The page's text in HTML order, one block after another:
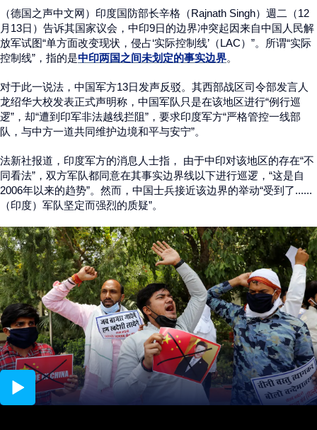
（德国之声中文网）印度国防部长辛格（Rajnath Singh）週二（12
月13日）告诉其国家议会，中印9日的边界冲突起因来自中国人民解
放军试图“单方面改变现状，侵占‘实际控制线’（LAC）”。所谓“实际
控制线”，指的是中印两国之间未划定的事实边界。
对于此一说法，中国军方13日发声反驳。其西部战区司令部发言人
龙绍华大校发表正式声明称，中国军队只是在该地区进行“例行巡
逻”，却“遭到印军非法越线拦阻”，要求印度军方“严格管控一线部
队，与中方一道共同维护边境和平与安宁”。
法新社报道，印度军方的消息人士指， 由于中印对该地区的存在“不
同看法”，双方军队都同意在其事实边界线以下进行巡逻，“这是自
2006年以来的趋势”。然而，中国士兵接近该边界的举动“受到了......
（印度）军队坚定而强烈的质疑”。
01:22